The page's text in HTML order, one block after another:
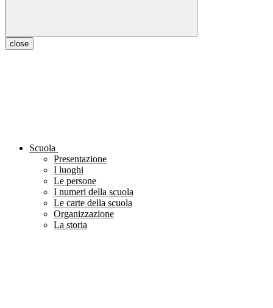
close
Scuola
Presentazione
I luoghi
Le persone
I numeri della scuola
Le carte della scuola
Organizzazione
La storia